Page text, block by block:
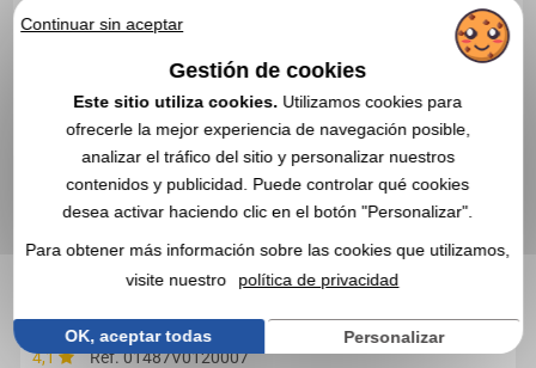
VALIDE SU SOLICITUD DE COTIZACIÓN
Al enviarnos su solicitud de cotización, acepta nuestras
condiciones generales de uso y nuestra política de privacidad de
datos
EN ESTA CATEGORÍA, ESTOS ARTÍCULOS
PROMOCIONALES TAMBIÉN PUEDEN
INTERESARLE
4,1 Réf. 01487V0120007
Continuar sin aceptar
Gestión de cookies
Este sitio utiliza cookies. Utilizamos cookies para
ofrecerle la mejor experiencia de navegación posible,
analizar el tráfico del sitio y personalizar nuestros
contenidos y publicidad. Puede controlar qué cookies
desea activar haciendo clic en el botón "Personalizar".
Para obtener más información sobre las cookies que utilizamos,
visite nuestro
política de privacidad
OK, aceptar todas Personalizar